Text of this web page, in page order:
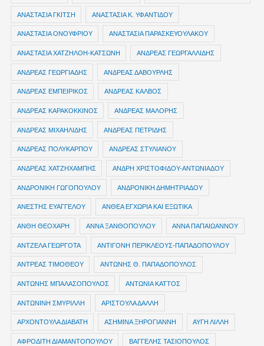
ΑΝΑΣΤΑΣΙΑ ΓΚΙΤΣΗ ΑΝΑΣΤΑΣΙΑ Κ. ΥΦΑΝΤΙΔΟΥ
ΑΝΑΣΤΑΣΙΑ ΟΝΟΥΦΡΙΟΥ ΑΝΑΣΤΑΣΙΑ ΠΑΡΑΣΚΕΥΟΥΛΑΚΟΥ
ΑΝΑΣΤΑΣΙΑ ΧΑΤΖΗΛΟΗ-ΚΑΤΣΩΝΗ ΑΝΔΡΕΑΣ ΓΕΩΡΓΑΛΛΙΔΗΣ
ΑΝΔΡΕΑΣ ΓΕΩΡΓΙΑΔΗΣ ΑΝΔΡΕΑΣ ΔΑΒΟΥΡΛΗΣ
ΑΝΔΡΕΑΣ ΕΜΠΕΙΡΙΚΟΣ ΑΝΔΡΕΑΣ ΚΑΛΒΟΣ
ΑΝΔΡΕΑΣ ΚΑΡΑΚΟΚΚΙΝΟΣ ΑΝΔΡΕΑΣ ΜΑΛΟΡΗΣ
ΑΝΔΡΕΑΣ ΜΙΧΑΗΛΙΔΗΣ ΑΝΔΡΕΑΣ ΠΕΤΡΙΔΗΣ
ΑΝΔΡΕΑΣ ΠΟΛΥΚΑΡΠΟΥ ΑΝΔΡΕΑΣ ΣΤΥΛΙΑΝΟΥ
ΑΝΔΡΕΑΣ ΧΑΤΖΗΧΑΜΠΗΣ ΑΝΔΡΗ ΧΡΙΣΤΟΦΙΔΟΥ-ΑΝΤΩΝΙΑΔΟΥ
ΑΝΔΡΟΝΙΚΗ ΓΩΓΟΠΟΥΛΟΥ ΑΝΔΡΟΝΙΚΗ ΔΗΜΗΤΡΙΑΔΟΥ
ΑΝΕΣΤΗΣ ΕΥΑΓΓΕΛΟΥ ΑΝΘΕΑ ΕΓΧΩΡΙΑ ΚΑΙ ΕΞΩΤΙΚΑ
ΑΝΘΗ ΘΕΟΧΑΡΗ ΑΝΝΑ ΞΑΝΘΟΠΟΥΛΟΥ ΑΝΝΑ ΠΑΠΑΙΩΑΝΝΟΥ
ΑΝΤΖΕΛΑ ΓΕΩΡΓΟΤΑ ΑΝΤΙΓΟΝΗ ΠΕΡΙΚΛΕΟΥΣ-ΠΑΠΑΔΟΠΟΥΛΟΥ
ΑΝΤΡΕΑΣ ΤΙΜΟΘΕΟΥ ΑΝΤΩΝΗΣ Θ. ΠΑΠΑΔΟΠΟΥΛΟΣ
ΑΝΤΩΝΗΣ ΜΠΑΛΑΣΟΠΟΥΛΟΣ ΑΝΤΩΝΙΑ ΚΑΤΤΟΣ
ΑΝΤΩΝΙΝΗ ΣΜΥΡΙΛΛΗ ΑΡΙΣΤΟΥΛΑ ΔΑΛΛΗ
ΑΡΧΟΝΤΟΥΛΑ ΔΙΑΒΑΤΗ ΑΣΗΜΙΝΑ ΞΗΡΟΓΙΑΝΝΗ ΑΥΓΗ ΛΙΛΛΗ
ΑΦΡΟΔΙΤΗ ΔΙΑΜΑΝΤΟΠΟΥΛΟΥ ΒΑΓΓΕΛΗΣ ΤΑΣΙΟΠΟΥΛΟΣ